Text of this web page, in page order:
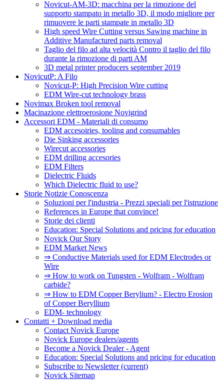
Novicut-AM-3D: macchina per la rimozione del
supporto stampato in metallo 3D, il modo migliore per
rimuovere le parti stampate in metallo 3D
High speed Wire Cutting versus Sawing machine in
Additive Manufactured parts removal
Taglio del filo ad alta velocità Contro il taglio del filo
durante la rimozione di parti AM
3D metal printer producers september 2019
NovicutP: A Filo
Novicut-P: High Precision Wire cutting
EDM Wire-cut technology brass
Novimax Broken tool removal
Macinazione elettroerosione Novigrind
Accessori EDM - Materiali di consumo
EDM accesoiries, tooling and consumables
Die Sinking accessories
Wirecut accessories
EDM drilling accesories
EDM Filters
Dielectric Fluids
Which Dielectric fluid to use?
Storie Notizie Conoscenza
Soluzioni per l'industria - Prezzi speciali per l'istruzione
References in Europe that convince!
Storie dei clienti
Education: Special Solutions and pricing for education
Novick Our Story
EDM Market News
⇒ Conductive Materials used for EDM Electrodes or
Wire
⇒ How to work on Tungsten - Wolfram - Wolfram
carbide?
⇒ How to EDM Copper Berylium? - Electro Erosion
of Copper Beryllium
EDM- technology
Contatti + Download media
Contact Novick Europe
Novick Europe dealers/agents
Become a Novick Dealer - Agent
Education: Special Solutions and pricing for education
Subscribe to Newsletter(current)
Novick Sitemap